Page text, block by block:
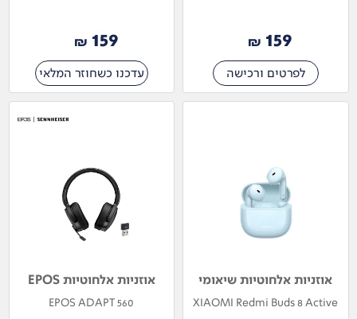
159
₪
לפרטים ורכישה
159
₪
עדכנו כשחוזר המלאי
אוזניות אלחוטיות שיאומי
XIAOMI Redmi Buds 8 Active
אוזניות אלחוטיות EPOS
EPOS ADAPT 560